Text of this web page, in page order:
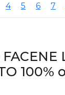
4 5 6 7
100%